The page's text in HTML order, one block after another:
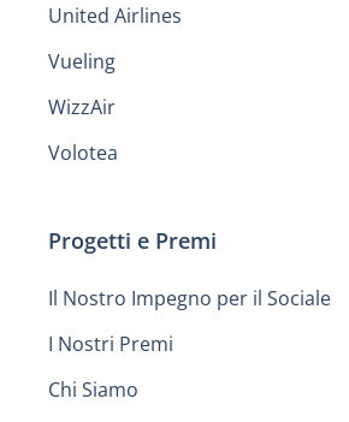
United Airlines
Vueling
WizzAir
Volotea
Progetti e Premi
Il Nostro Impegno per il Sociale
I Nostri Premi
Chi Siamo